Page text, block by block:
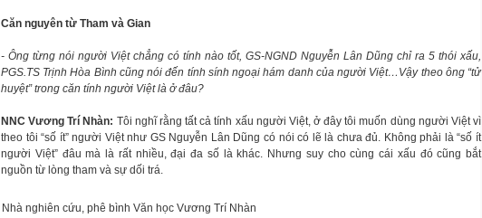
Căn nguyên từ Tham và Gian
- Ông từng nói người Việt chẳng có tính nào tốt, GS-NGND Nguyễn Lân Dũng chỉ ra 5 thói xấu,
PGS.TS Trịnh Hòa Bình cũng nói đến tính sính ngoại hám danh của người Việt…Vậy theo ông “tử
huyệt” trong căn tính người Việt là ở đâu?
NNC Vương Trí Nhàn: Tôi nghĩ rằng tất cả tính xấu người Việt, ở đây tôi muốn dùng người Việt vì
theo tôi “số ít” người Việt như GS Nguyễn Lân Dũng có nói có lẽ là chưa đủ. Không phải là “số ít
người Việt” đâu mà là rất nhiều, đại đa số là khác. Nhưng suy cho cùng cái xấu đó cũng bắt
nguồn từ lòng tham và sự dối trá.
Nhà nghiên cứu, phê bình Văn học Vương Trí Nhàn